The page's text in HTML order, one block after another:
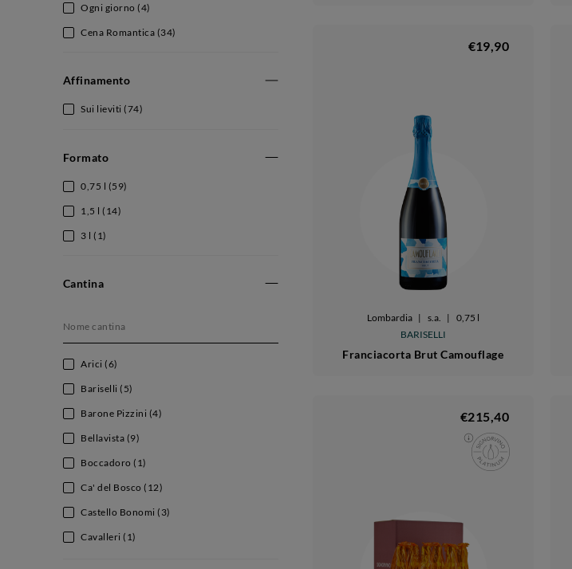
Ogni giorno (4)
Cena Romantica (34)
Affinamento
Sui lieviti (74)
Formato
0,75 l (59)
1,5 l (14)
3 l (1)
Cantina
Arici (6)
Bariselli (5)
Barone Pizzini (4)
Bellavista (9)
Boccadoro (1)
Ca' del Bosco (12)
Castello Bonomi (3)
Cavalleri (1)
€19,90
Lombardia | s.a. |
0,75 l
BARISELLI
Franciacorta Brut Camouflage
€215,40